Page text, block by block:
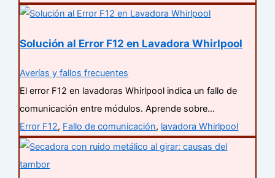
Solución al Error F12 en Lavadora Whirlpool
Averías y fallos frecuentes
El error F12 en lavadoras Whirlpool indica un fallo de
comunicación entre módulos. Aprende sobre…
Error F12, Fallo de comunicación, lavadora Whirlpool